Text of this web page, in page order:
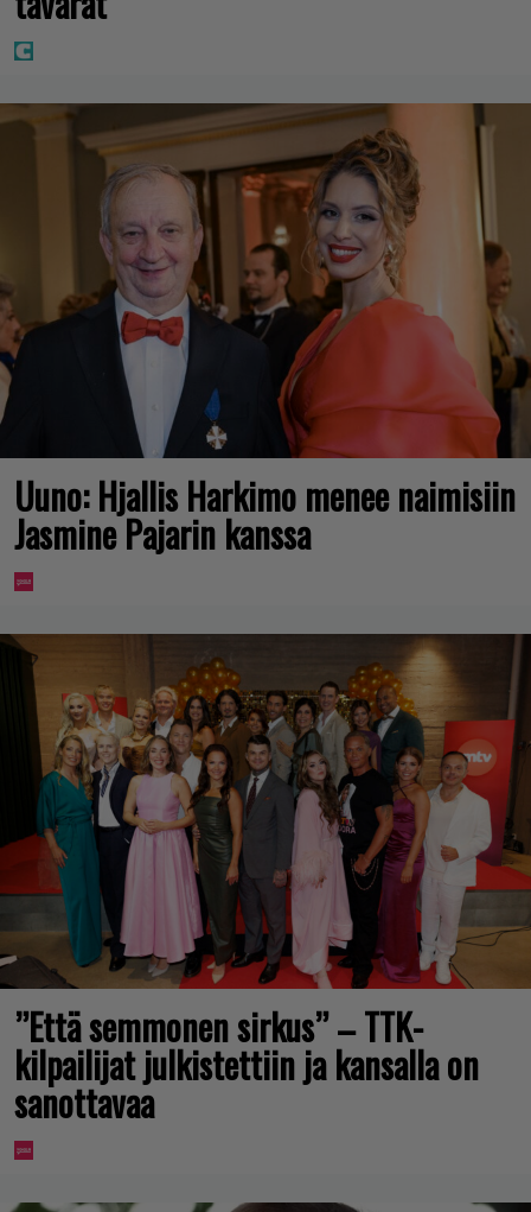
Uuno: Hjallis Harkimo menee naimisiin
Jasmine Pajarin kanssa
”Että semmonen sirkus” – TTK-
kilpailijat julkistettiin ja kansalla on
sanottavaa